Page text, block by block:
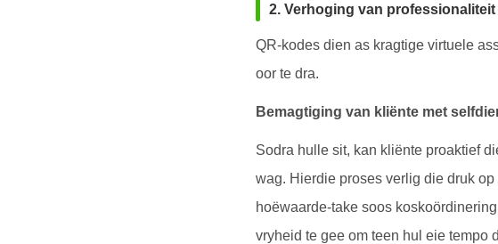
2. Verhoging van
QR-kodes dien as kragtige virtuele
oor te dra.
Bemagtiging van kliënte met
Sodra hulle sit, kan kliënte proaktief
wag. Hierdie proses verlig die druk
hoëwaarde-take soos
vryheid te gee om teen hul eie tempo